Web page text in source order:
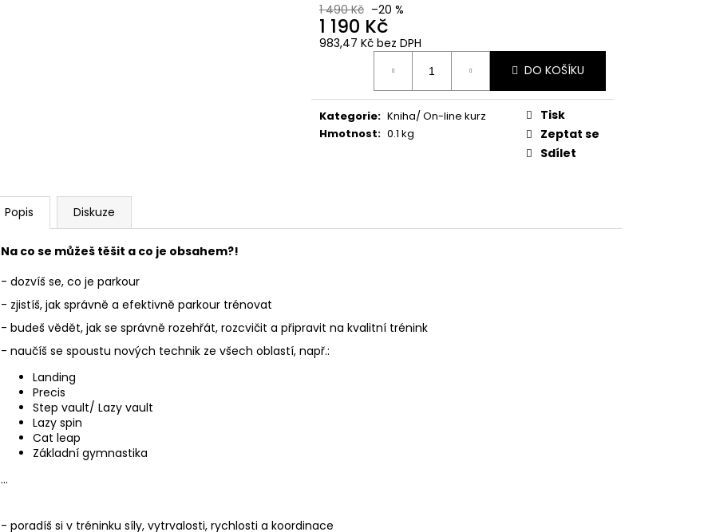
1 490 Kč –20 %
1 190 Kč
983,47 Kč bez DPH
DO KOŠÍKU
Kategorie: Kniha/ On-line kurz
Hmotnost: 0.1 kg
Tisk
Zeptat se
Sdílet
Popis Diskuze
Na co se můžeš těšit a co je obsahem?!
- dozvíš se, co je parkour
- zjistíš, jak správně a efektivně parkour trénovat
- budeš vědět, jak se správně rozehřát, rozcvičit a připravit na kvalitní trénink
- naučíš se spoustu nových technik ze všech oblastí, např.:
Landing
Precis
Step vault/ Lazy vault
Lazy spin
Cat leap
Základní gymnastika
...
- poradíš si v tréninku síly, vytrvalosti, rychlosti a koordinace